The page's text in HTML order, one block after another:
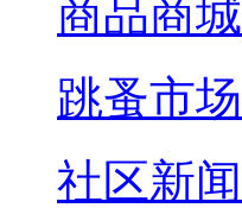
商品商城
跳蚤市场
社区新闻